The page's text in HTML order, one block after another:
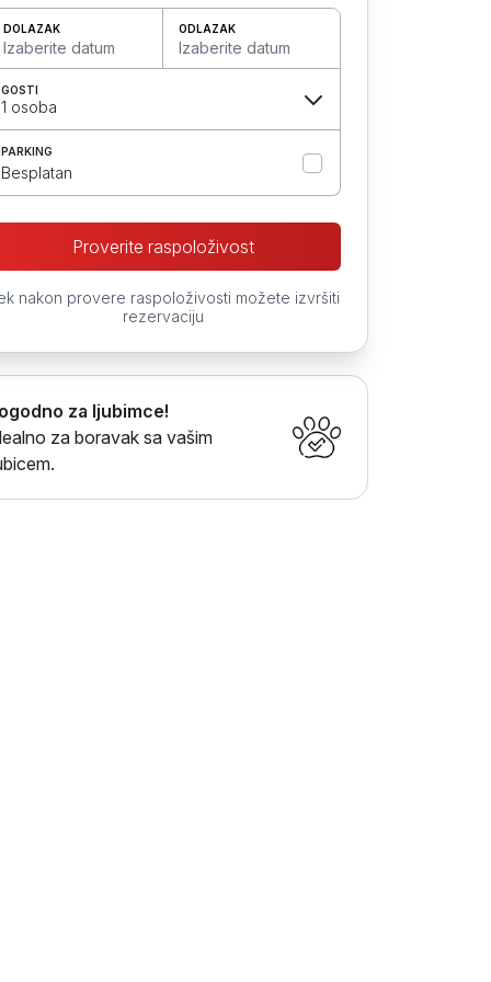
DOLAZAK
Izaberite datum
ODLAZAK
Izaberite datum
GOSTI
1 osoba
PARKING
Besplatan
Proverite raspoloživost
nakon provere raspoloživosti možete izvršiti
rezervaciju
za ljubimce!
za boravak sa vašim